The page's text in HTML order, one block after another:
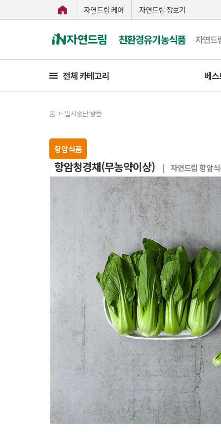
자연드림 케어 자연드림 장보기
친환경유기농식품 자연드
전체 카테고리 베
홈 > 일시중단 상품
항암식품
항암청경채(무농약이상) | 자연드림 항암식